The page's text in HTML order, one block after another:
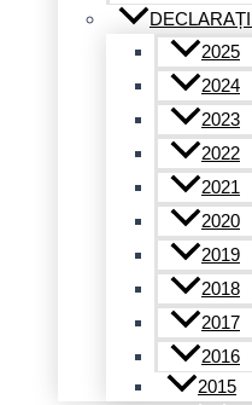
2025
2024
2023
2022
2021
2020
2019
2018
2017
2016
2015